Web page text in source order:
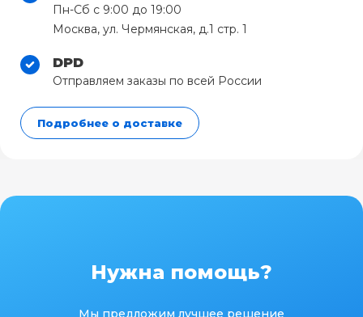
Пн-Сб с 9:00 до 19:00
Москва, ул. Чермянская, д.1 стр. 1
DPD
Отправляем заказы по всей России
Подробнее о доставке
Нужна помощь?
Мы предложим лучшее решение